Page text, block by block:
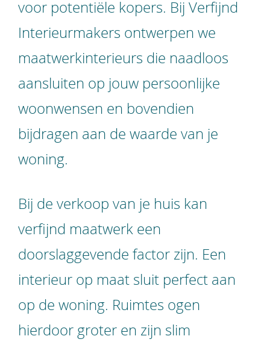
voor potentiële kopers. Bij Verfijnd
Interieurmakers ontwerpen we
maatwerkinterieurs die naadloos
aansluiten op jouw persoonlijke
woonwensen en bovendien
bijdragen aan de waarde van je
woning.
Bij de verkoop van je huis kan
verfijnd maatwerk een
doorslaggevende factor zijn. Een
interieur op maat sluit perfect aan
op de woning. Ruimtes ogen
hierdoor groter en zijn slim